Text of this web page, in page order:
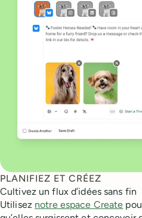
PLANIFIEZ ET CRÉEZ
Cultivez un flux d’idées sans fin
Utilisez notre espace Create